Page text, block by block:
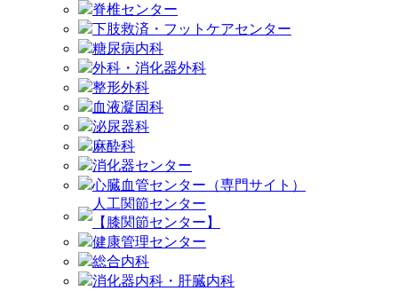
脊椎センター
下肢救済・フットケアセンター
糖尿病内科
外科・消化器外科
整形外科
血液凝固科
泌尿器科
麻酔科
消化器センター
心臓血管センター（専門サイト）
人工関節センター
【膝関節センター】
健康管理センター
総合内科
消化器内科・肝臓内科